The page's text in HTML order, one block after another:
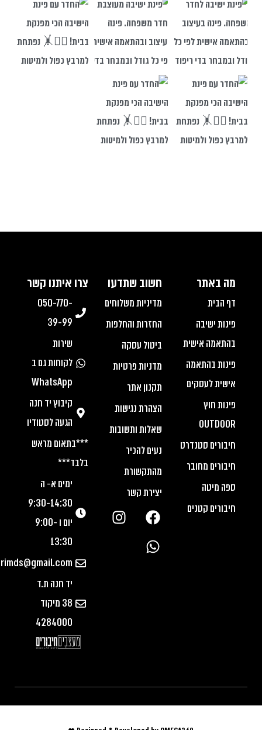
מה באתר
דף הבית
פינות ישיבה
בהתאמה אישית
פינות בהתאמה
אישית לעסקים
פינות חוץ
OUTDOOR
חיבורים סטנדרט
חיבורים מחובר
ספה מיטה
חיבורים קטנים
חשוב שתדעו
מדיניות משלוחים
החזרות והחלפות
ביטול עסקה
מדניות פרטיות
תקנון אתר
הצהרת נגישות
שאלות ותשובות
נעים להכיר
מהתקשורת
יצירת קשר
צרו איתנו קשר
050-770-
39-99
שירות
לקוחות גם ב
WhatsApp
קיבוץ יד חנה
הגעה לסטודיו
***בתאום מראש
בלבד***
ימים א- ה
9:30-14:30
יום ו 9:00-
13:30
יד חנה ת.ד
38 מיקוד
4284000
270/180
8,000